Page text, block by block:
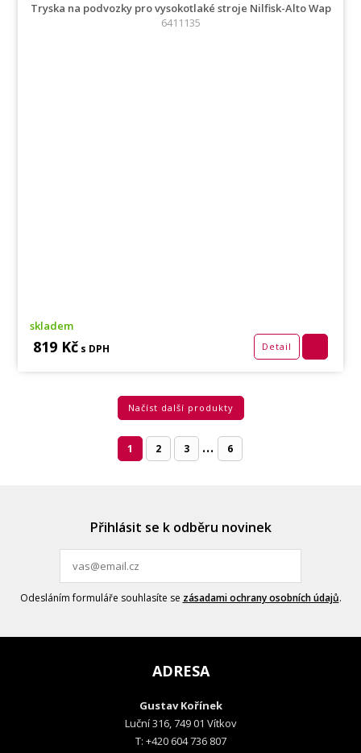
Tryska na podvozky pro vysokotlaké stroje Nilfisk-Alto Wap
6411135
skladem
819 Kč s DPH Detail
Načíst další produkty
1 2 3 ... 6
Přihlásit se k odběru novinek
Odesláním formuláře souhlasíte se zásadami ochrany osobních údajů.
ADRESA
Gustav Kořínek
Luční 316, 749 01 Vítkov
T: +420 604 736 807